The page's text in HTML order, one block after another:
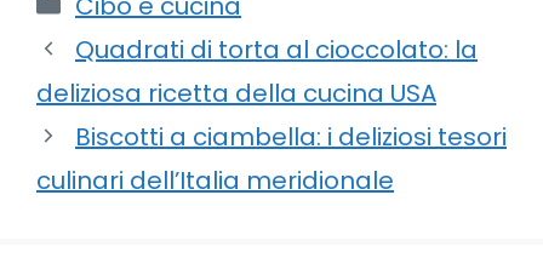
Quadrati di torta al cioccolato: la
deliziosa ricetta della cucina USA
Biscotti a ciambella: i deliziosi tesori
culinari dell’Italia meridionale